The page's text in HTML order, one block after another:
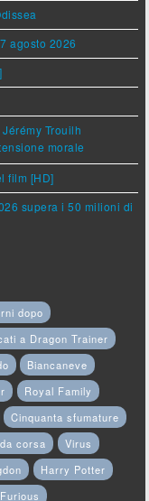
agosto 2026
Trouilh
morale
film [HD]
supera i 50 milioni di
dopo
a Dragon Trainer
Biancaneve
Royal Family
Cinquanta sfumature
corsa
Virus
Harry Potter